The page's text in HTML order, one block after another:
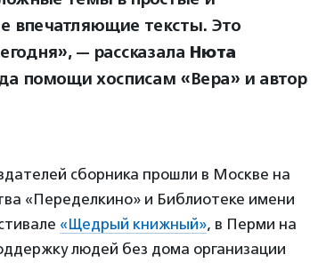
впечатляющие тексты. Это
— рассказала Нюта
помощи хосписам «Вера» и автор
сборника прошли в Москве на
«Переделкино» и Библиотеке имени
«Щедрый книжный», в Перми на
людей без дома организации